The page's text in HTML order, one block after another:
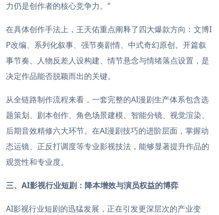
力仍是创作者的核心竞争力。”
在具体创作手法上，王天佑重点阐释了四大爆款方向：文博I
P改编、系列化叙事、强节奏剧情、中式奇幻原创。开篇叙
事节奏、人物反差人设构建、情节悬念与情绪落点设置，是
决定作品能否脱颖而出的关键。
从全链路制作流程来看，一套完整的AI漫剧生产体系包含选
题策划、剧本创作、角色场景建模、智能分镜、视觉渲染、
后期音效精修六大环节。在AI漫剧技巧的进阶层面，掌握动
态运镜、正反打调度等专业影视技法，能够显著提升作品的
观赏性和专业度。
三、AI影视行业短剧：降本增效与演员权益的博弈
AI影视行业短剧的迅猛发展，正在引发更深层次的产业变